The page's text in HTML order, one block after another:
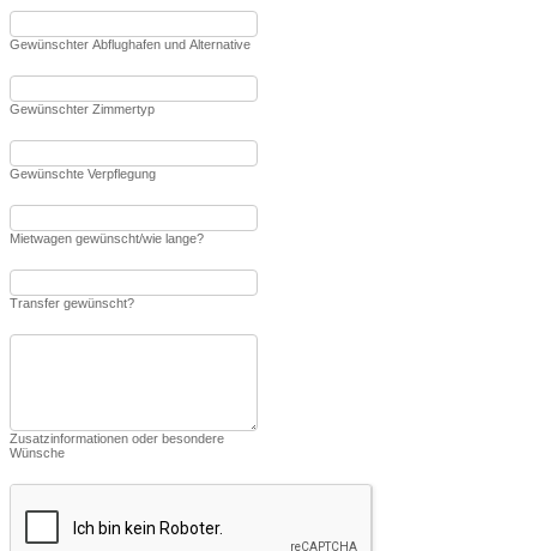
Gewünschter Abflughafen und Alternative
Gewünschter Zimmertyp
Gewünschte Verpflegung
Mietwagen gewünscht/wie lange?
Transfer gewünscht?
Zusatzinformationen oder besondere
Wünsche